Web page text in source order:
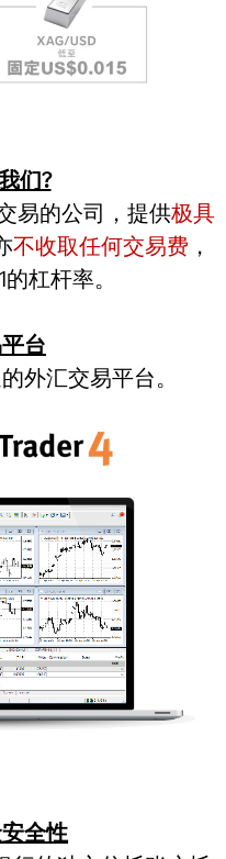
们?
易的公司，提供极具
不收取任何交易费 ，
杠杆率。
台
外汇交易平台。
全性